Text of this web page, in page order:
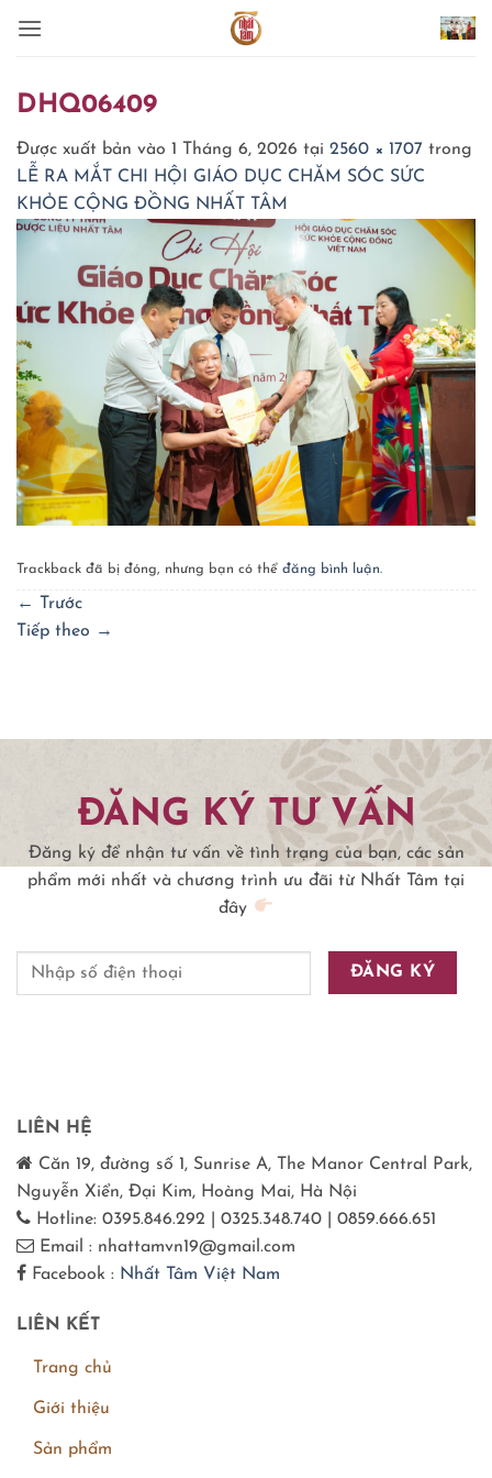
qua
dungDHQ06409
Được xuất bản vào 1 Tháng 6, 2026 tại 2560 × 1707 trong
LỄ RA MẮT CHI HỘI GIÁO DỤC CHĂM SÓC SỨC
KHỎE CỘNG ĐỒNG NHẤT TÂM
Trackback đã bị đóng, nhưng bạn có thể đăng bình luận.
←
Trước
Tiếp theo →
ĐĂNG KÝ TƯ VẤN
Đăng ký để nhận tư vấn về tình trạng của bạn, các sản
phẩm mới nhất và chương trình ưu đãi từ Nhất Tâm tại
đây
LIÊN HỆ
Căn 19, đường số 1, Sunrise A, The Manor Central Park,
Nguyễn Xiển, Đại Kim, Hoàng Mai, Hà Nội
Hotline: 0395.846.292 | 0325.348.740 | 0859.666.651
Email : nhattamvn19@gmail.com
Facebook : Nhất Tâm Việt Nam
LIÊN KẾT
Trang chủ
Giới thiệu
Sản phẩm